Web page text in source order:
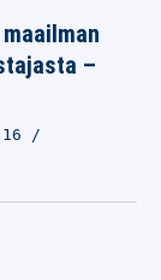
–